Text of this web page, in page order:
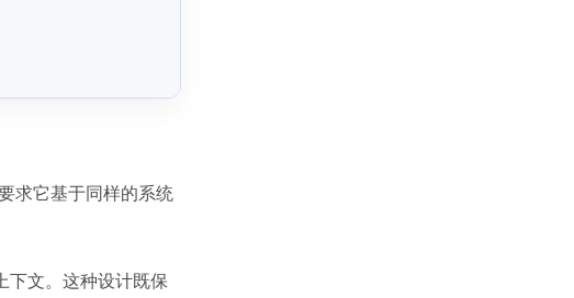
求它基于同样的系统
下文。这种设计既保